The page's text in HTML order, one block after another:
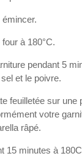
émincer.
à 180°C.
pendant 5
et le poivre.
feuilletée sur une
votre
râpé.
15 minutes à